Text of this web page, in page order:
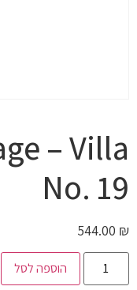
– Villa
No. 19
544.00 ₪
הוספה לסל